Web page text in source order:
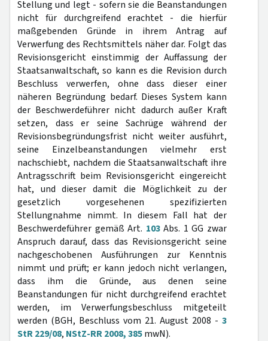
Stellung und legt - sofern sie die Beanstandungen
nicht für durchgreifend erachtet - die hierfür
maßgebenden Gründe in ihrem Antrag auf
Verwerfung des Rechtsmittels näher dar. Folgt das
Revisionsgericht einstimmig der Auffassung der
Staatsanwaltschaft, so kann es die Revision durch
Beschluss verwerfen, ohne dass dieser einer
näheren Begründung bedarf. Dieses System kann
der Beschwerdeführer nicht dadurch außer Kraft
setzen, dass er seine Sachrüge während der
Revisionsbegründungsfrist nicht weiter ausführt,
seine Einzelbeanstandungen vielmehr erst
nachschiebt, nachdem die Staatsanwaltschaft ihre
Antragsschrift beim Revisionsgericht eingereicht
hat, und dieser damit die Möglichkeit zu der
gesetzlich vorgesehenen spezifizierten
Stellungnahme nimmt. In diesem Fall hat der
Beschwerdeführer gemäß Art. 103Abs. 1 GG zwar
Anspruch darauf, dass das Revisionsgericht seine
nachgeschobenen Ausführungen zur Kenntnis
nimmt und prüft; er kann jedoch nicht verlangen,
dass ihm die Gründe, aus denen seine
Beanstandungen für nicht durchgreifend erachtet
werden, im Verwerfungsbeschluss mitgeteilt
werden (BGH, Beschluss vom 21. August 2008 - 3
StR 229/08, NStZ-RR 2008, 385mwN).